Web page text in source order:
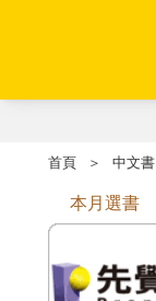
首頁 ＞ 中文書
本月選書